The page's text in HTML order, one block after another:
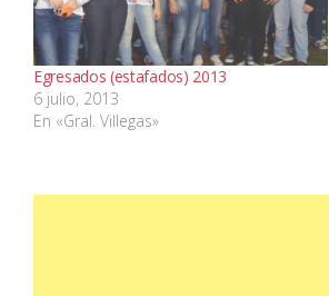
Egresados (estafados) 2013
6 julio, 2013
En «Gral. Villegas»